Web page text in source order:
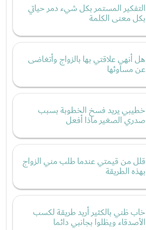
التفكير المستمر بكل شيء دمر حياتي
بكل معنى الكلمة
هل أنهي علاقتي بها بالزواج وأتغاضى
عن مساوئها
خطيبي يريد فسخ الخطوبة بسبب
صدري الصغير ماذا أفعل
قلل من قيمتي عندما طلب مني الزواج
بهذه الطريقة
خاب ظني بالكثير أريد طريقة لكسب
الأصدقاء ويظلوا بجانبي دائما